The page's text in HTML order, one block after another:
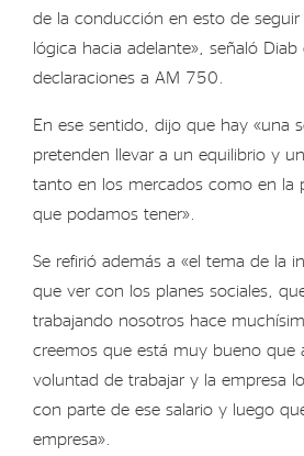
de la conducción en esto de
lógica hacia adelante», señaló
declaraciones a AM 750.
En ese sentido, dijo que hay «una
pretenden llevar a un equilibrio y
tanto en los mercados como en la
que podamos tener».
Se refirió además a «el tema de la
que ver con los planes sociales,
trabajando nosotros hace
creemos que está muy bueno que
voluntad de trabajar y la empresa
con parte de ese salario y luego
empresa».